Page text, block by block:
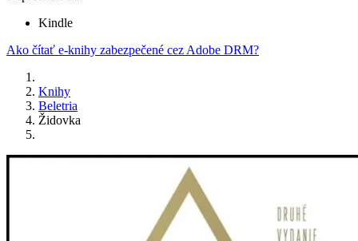
Kindle
Ako čítať e-knihy zabezpečené cez Adobe DRM?
Knihy
Beletria
Židovka